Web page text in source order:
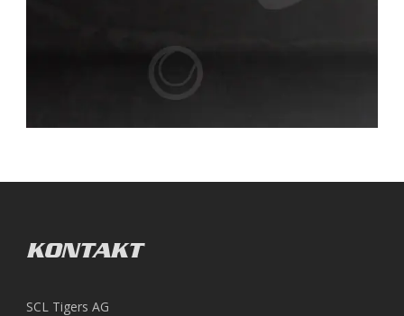
KONTAKT
SCL Tigers AG